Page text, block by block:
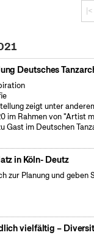
|<
Deutsches
zeigt unter
im Rahmen von "Artist
Gast im Deutschen
in Köln- Deutz
zur Planung und geben
vielfältig –